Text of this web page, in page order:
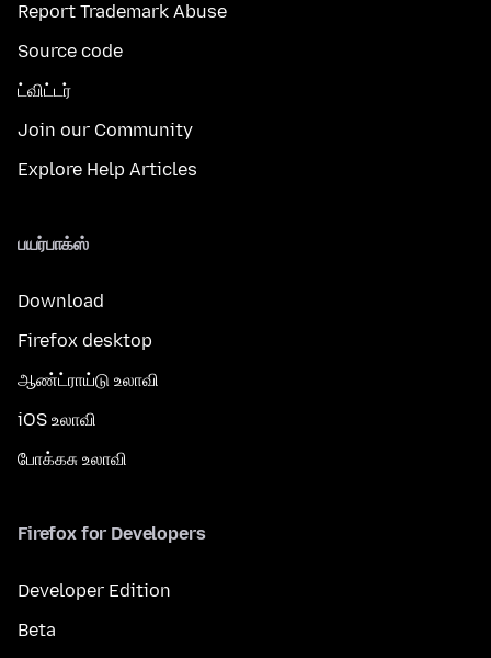
Report Trademark Abuse
Source code
ட்விட்டர்
Join our Community
Explore Help Articles
பயர்பாக்ஸ்
Download
Firefox desktop
ஆண்ட்ராய்டு உலாவி
iOS உலாவி
போக்கசு உலாவி
Firefox for Developers
Developer Edition
Beta